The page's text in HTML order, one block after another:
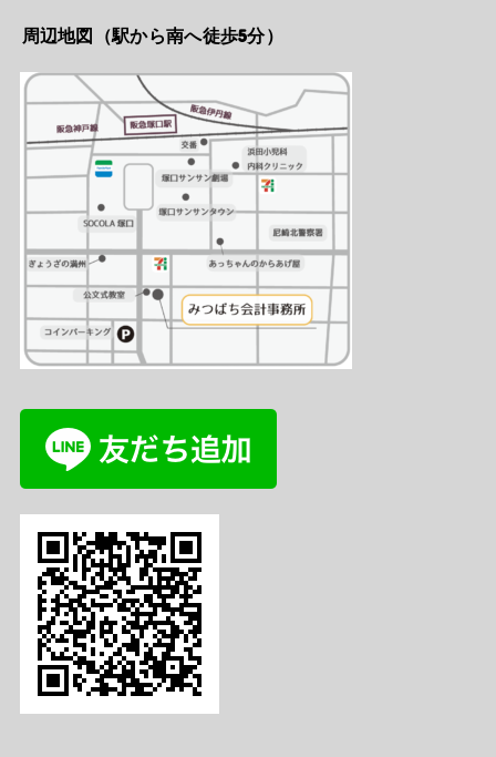
周辺地図（駅から南へ徒歩5分）